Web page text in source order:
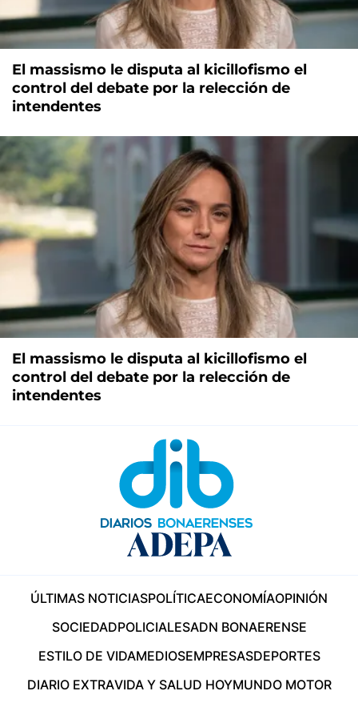
El massismo le disputa al kicillofismo el
control del debate por la relección de
intendentes
El massismo le disputa al kicillofismo el
control del debate por la relección de
intendentes
ÚLTIMAS NOTICIASPOLÍTICAECONOMÍAOPINIÓN
SOCIEDADPOLICIALESADN BONAERENSE
ESTILO DE VIDAMEDIOSEMPRESASDEPORTES
DIARIO EXTRAVIDA Y SALUD HOYMUNDO MOTOR